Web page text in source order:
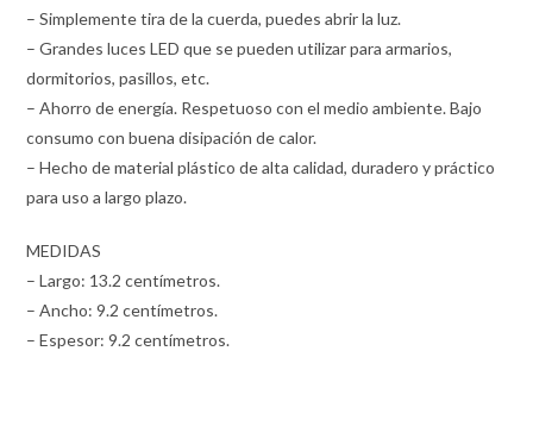
– Simplemente tira de la cuerda, puedes abrir la luz.
– Grandes luces LED que se pueden utilizar para armarios,
dormitorios, pasillos, etc.
– Ahorro de energía. Respetuoso con el medio ambiente. Bajo
consumo con buena disipación de calor.
– Hecho de material plástico de alta calidad, duradero y práctico
para uso a largo plazo.
MEDIDAS
– Largo: 13.2 centímetros.
– Ancho: 9.2 centímetros.
– Espesor: 9.2 centímetros.